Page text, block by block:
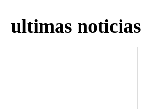
ultimas noticias